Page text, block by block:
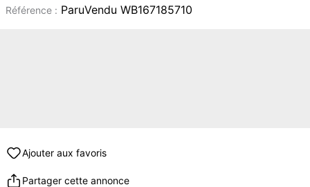
Référence : ParuVendu WB167185710
Ajouter aux favoris
Partager cette annonce